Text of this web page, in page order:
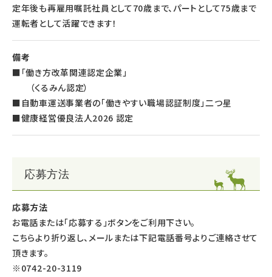
定年後も再雇用嘱託社員として70歳まで、パートとして75歳まで
運転者として活躍できます！
備考
■「働き方改革関連認定企業」
（くるみん認定）
■自動車運送事業者の「働きやすい職場認証制度」二つ星
■健康経営優良法人2026 認定
応募方法
応募方法
お電話または「応募する」ボタンをご利用下さい。
こちらより折り返し、メールまたは下記電話番号よりご連絡させて
頂きます。
※0742-20-3119